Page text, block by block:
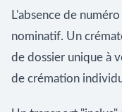
L'absence de
nominatif. Un
de dossier unique à
de crémation